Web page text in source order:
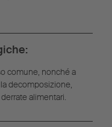
comune, nonché a
decomposizione,
alimentari.